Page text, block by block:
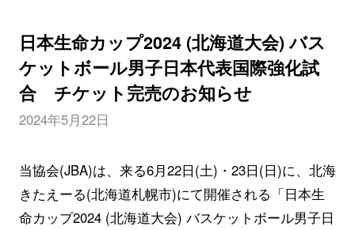
日本生命カップ2024 (北海道大会) バス
ケットボール男子日本代表国際強化試
合 チケット完売のお知らせ
2024年5月22日
当協会(JBA)は、来る6月22日(土)・23日(日)に、北海
きたえーる(北海道札幌市)にて開催される「日本生
命カップ2024 (北海道大会) バスケットボール男子日